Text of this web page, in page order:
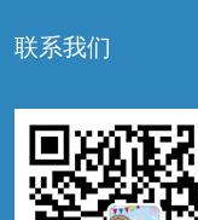
联系我们